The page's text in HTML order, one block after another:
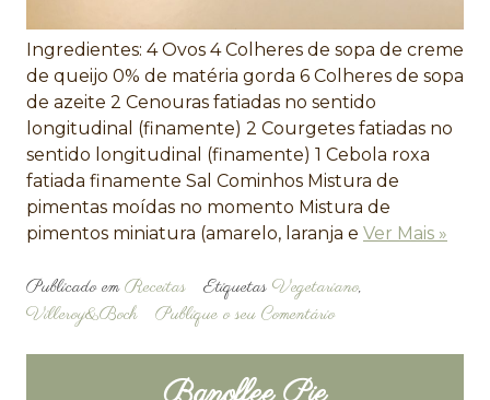
Ingredientes: 4 Ovos 4 Colheres de sopa de creme
de queijo 0% de matéria gorda 6 Colheres de sopa
de azeite 2 Cenouras fatiadas no sentido
longitudinal (finamente) 2 Courgetes fatiadas no
sentido longitudinal (finamente) 1 Cebola roxa
fatiada finamente Sal Cominhos Mistura de
pimentas moídas no momento Mistura de
pimentos miniatura (amarelo, laranja e Ver Mais »
Publicado emReceitas Etiquetas Vegetariano,
Villeroy&Boch
Publique o seu Comentário